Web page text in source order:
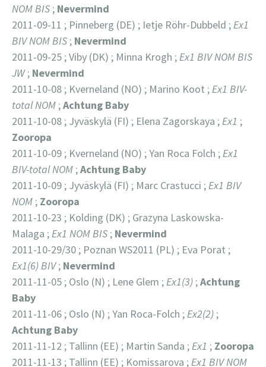
NOM BIS ; Nevermind
2011-09-11 ; Pinneberg (DE) ; Ietje Röhr-Dubbeld ;Ex1
BIV NOM BIS ; Nevermind
2011-09-25 ; Viby (DK) ; Minna Krogh ;Ex1 BIV NOM BIS
JW; Nevermind
2011-10-08 ; Kverneland (NO) ; Marino Koot ;Ex1 BIV-
total NOM ;Achtung Baby
2011-10-08 ; Jyväskylä (FI) ; Elena Zagorskaya ;Ex1 ;
Zooropa
2011-10-09 ; Kverneland (NO) ; Yan Roca Folch ;Ex1
BIV-total NOM ;Achtung Baby
2011-10-09 ; Jyväskylä (FI) ; Marc Crastucci ;Ex1 BIV
NOM ; Zooropa
2011-10-23 ; Kolding (DK) ; Grazyna Laskowska-
Malaga ;Ex1 NOM BIS ; Nevermind
2011-10-29/30 ; Poznan WS2011 (PL) ; Eva Porat ;
Ex1(6) BIV; Nevermind
2011-11-05 ; Oslo (N) ; Lene Glem ;Ex1(3) ;Achtung
Baby
2011-11-06 ; Oslo (N) ; Yan Roca-Folch ;Ex2(2) ;
Achtung Baby
2011-11-12 ; Tallinn (EE) ; Martin Sanda ;Ex1 ; Zooropa
2011-11-13 ; Tallinn (EE) ; Komissarova ;Ex1 BIV NOM